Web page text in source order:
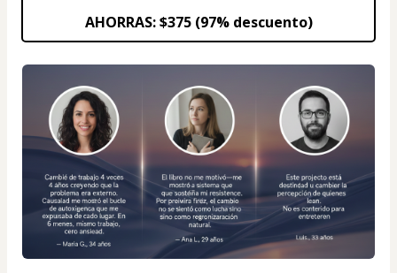
AHORRAS: $375 (97% descuento)